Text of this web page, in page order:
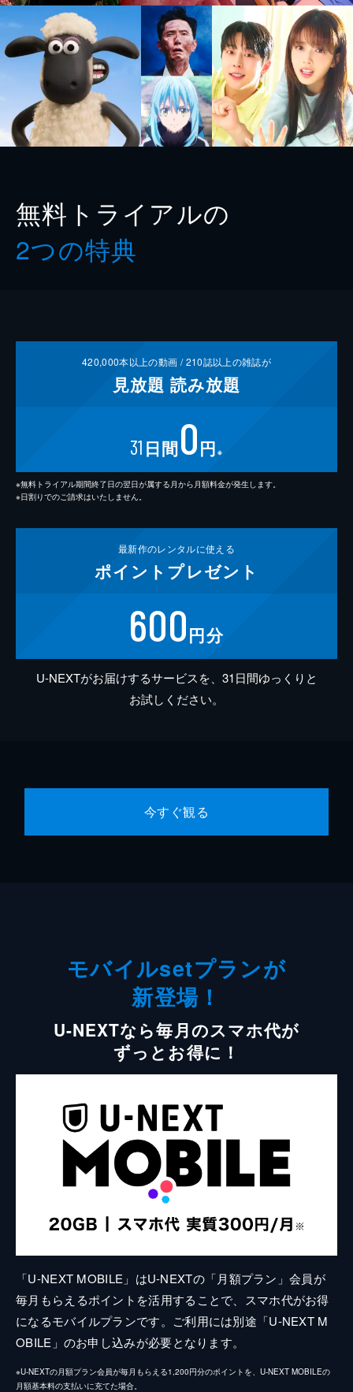
無料トライアルの
2つの特典
420,000本以上の動画 /210誌以上の雑誌が
見放題 読み放題
31 日間0円 ※
※無料トライアル期間終了日の翌日が属する月から月額料金が発生します。
※日割りでのご請求はいたしません。
最新作のレンタルに使える
ポイント プレゼント
600円分
U-NEXTがお届けするサービスを、31日間ゆっくりと
お試しください。
今すぐ観る
モバイルsetプランが
新登場！
U-NEXTなら毎月のスマホ代が
ずっとお得に！
「U-NEXT MOBILE」はU-NEXTの「月額プラン」会員が
毎月もらえるポイントを活用することで、スマホ代がお得
になるモバイルプランです。ご利用には別途「U-NEXT M
OBILE」のお申し込みが必要となります。
※U-NEXTの月額プラン会員が毎月もらえる1,200円分のポイントを、U-NEXT MOBILEの
月額基本料の支払いに充てた場合。